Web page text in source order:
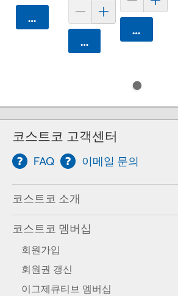
카트에 담기
카트에 담기
카트에 담기
코스트코 고객센터
FAQ 이메일 문의
코스트코 소개
코스트코 멤버십
회원가입
회원권 갱신
이그제큐티브 멤버십